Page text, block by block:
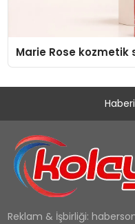
Marie Rose kozmetik
Reklam & İşbirliği: